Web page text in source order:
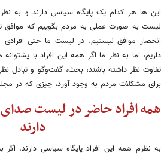
این ها هر کدام یک پایگاه سیاسی دارند و به
لیست به صورت عملی به مردم بگوییم که موافق
انحصار موافق نیستیم. در لیست ما حتی
داریم، اما به نظر ما اگر همه این افراد با
تفاوت نظر داشته باشند، بحث، گفت‌وگو و تبادل
برای مشکلات مردم به وجود آورد، چیزی که در
همه افراد حاضر در لیست
دارند
به نظرم همه این افراد پایگاه سیاسی دارند.